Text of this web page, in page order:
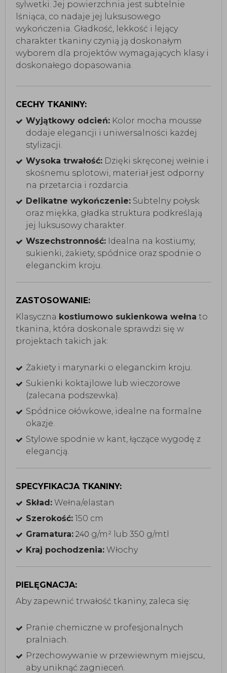
sylwetki. Jej powierzchnia jest subtelnie
lśniąca, co nadaje jej luksusowego
wykończenia. Gładkość, lekkość i lejący
charakter tkaniny czynią ją doskonałym
wyborem dla projektów wymagających klasy i
doskonałego dopasowania.
CECHY TKANINY:
Wyjątkowy odcień: Kolor mocha mousse
dodaje elegancji i uniwersalności każdej
stylizacji.
Wysoka trwałość: Dzięki skręconej wełnie i
skośnemu splotowi, materiał jest odporny
na przetarcia i rozdarcia.
Delikatne wykończenie: Subtelny połysk
oraz miękka, gładka struktura podkreślają
jej luksusowy charakter.
Wszechstronność: Idealna na kostiumy,
sukienki, żakiety, spódnice oraz spodnie o
eleganckim kroju.
ZASTOSOWANIE:
Klasyczna kostiumowo sukienkowa wełna to
tkanina, która doskonale sprawdzi się w
projektach takich jak:
Żakiety i marynarki o eleganckim kroju.
Sukienki koktajlowe lub wieczorowe
(zalecana podszewka).
Spódnice ołówkowe, idealne na formalne
okazje.
Stylowe spodnie w kant, łączące wygodę z
elegancją.
SPECYFIKACJA TKANINY:
Skład: Wełna/elastan
Szerokość: 150 cm
Gramatura: 240 g/m² lub 350 g/mtl
Kraj pochodzenia: Włochy
PIELĘGNACJA:
Aby zapewnić trwałość tkaniny, zaleca się:
Pranie chemiczne w profesjonalnych
pralniach.
Przechowywanie w przewiewnym miejscu,
aby uniknąć zagnieceń.